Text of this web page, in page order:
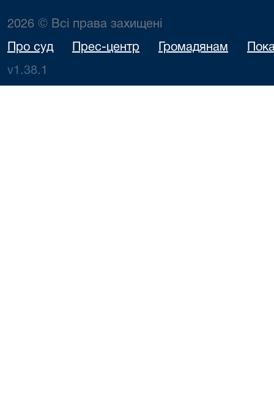
2026 © Всі права захищені
Про суд Прес-центр Громадянам
v1.38.1